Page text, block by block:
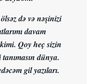
də və nəşinizi
davam
Qoy heç sizin
dünya.
gil yazıları.